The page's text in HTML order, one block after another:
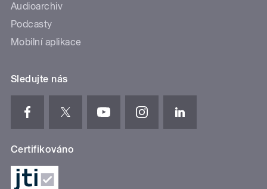
Audioarchiv
Podcasty
Mobilní aplikace
Sledujte nás
Certifikováno